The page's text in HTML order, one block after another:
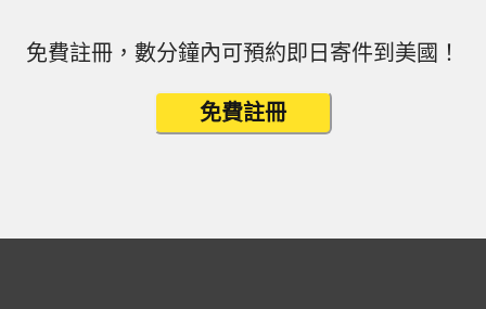
免費註冊，數分鐘內可預約即日寄件到美國！
免費註冊